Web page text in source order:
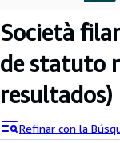
Mi cuenta
Búsqueda avanzada
Colecciones
Società
de statuto
resultados)
Refinar con la